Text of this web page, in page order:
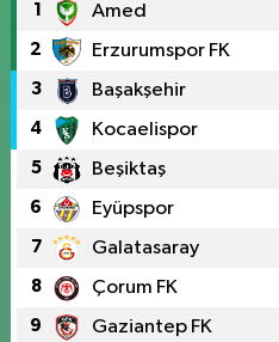
1 Amed
2 Erzurumspor FK
3 Başakşehir
4 Kocaelispor
5 Beşiktaş
6 Eyüpspor
7 Galatasaray
8 Çorum FK
9 Gaziantep FK